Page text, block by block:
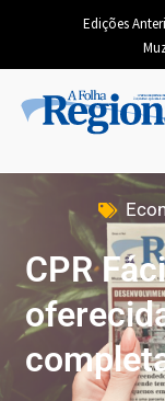
Edições
CPR